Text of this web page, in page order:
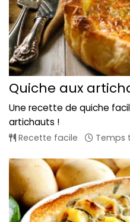
Quiche aux
Une recette de quiche
artichauts !
Recette facile Temps